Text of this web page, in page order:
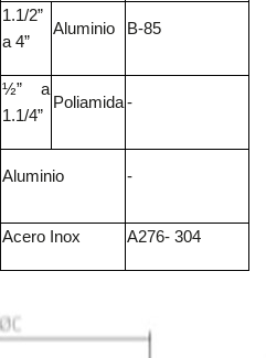
1.1/2”
a 4”
Aluminio B-85
½” a
1.1/4”
Poliamida-
Aluminio -
Acero Inox A276- 304